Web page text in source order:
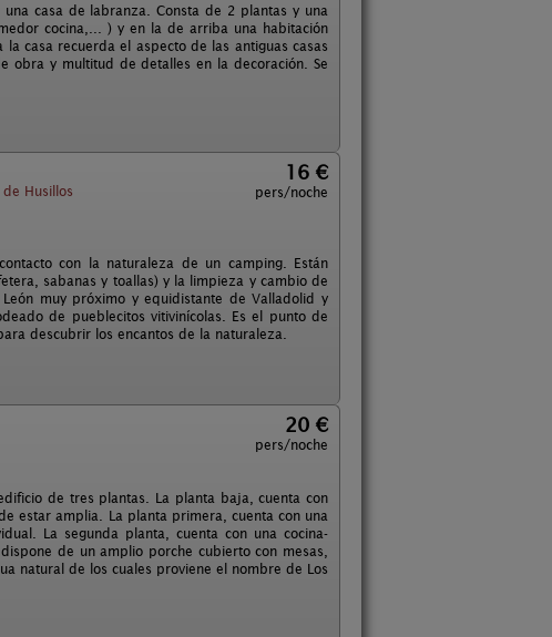
casa de labranza. Consta de 2 plantas y una
cocina,... ) y en la de arriba una habitación
casa recuerda el aspecto de las antiguas casas
obra y multitud de detalles en la decoración. Se
de Husillos
16 €
pers/noche
con la naturaleza de un camping. Están
sabanas y toallas) y la limpieza y cambio de
muy próximo y equidistante de Valladolid y
de pueblecitos vitivinícolas. Es el punto de
descubrir los encantos de la naturaleza.
20 €
pers/noche
de tres plantas. La planta baja, cuenta con
estar amplia. La planta primera, cuenta con una
La segunda planta, cuenta con una cocina-
de un amplio porche cubierto con mesas,
natural de los cuales proviene el nombre de Los